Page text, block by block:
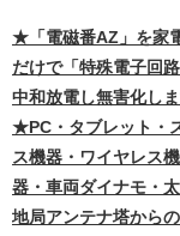
★「電磁番AZ」を家
だけで「特殊電子回
中和放電し無害化しま
★PC・タブレット・
ス機器・ワイヤレス
器・車両ダイナモ・
地局アンテナ塔から